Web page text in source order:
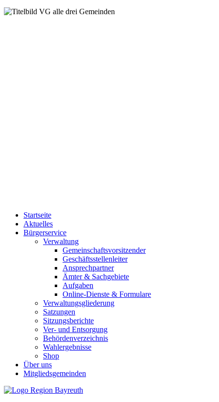
Startseite
Aktuelles
Bürgerservice
Verwaltung
Gemeinschaftsvorsitzender
Geschäftsstellenleiter
Ansprechpartner
Ämter & Sachgebiete
Aufgaben
Online-Dienste & Formulare
Verwaltungsgliederung
Satzungen
Sitzungsberichte
Ver- und Entsorgung
Behördenverzeichnis
Wahlergebnisse
Shop
Über uns
Mitgliedsgemeinden